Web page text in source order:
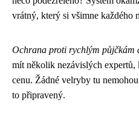
vrátný, který si všimne každého
Ochrana proti rychlým půjčkám
mít několik nezávislých expertů,
cenu. Žádné velryby tu
to připravený.